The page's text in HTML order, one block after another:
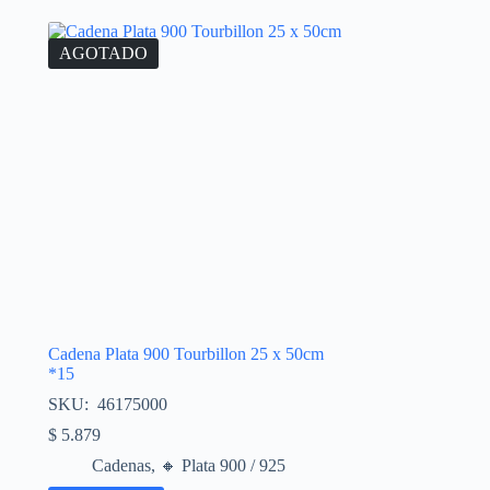
AGOTADO
Cadena Plata 900 Tourbillon 25 x 50cm
*15
SKU: 46175000
$5.879
Cadenas, 🔸​ Plata 900 / 925